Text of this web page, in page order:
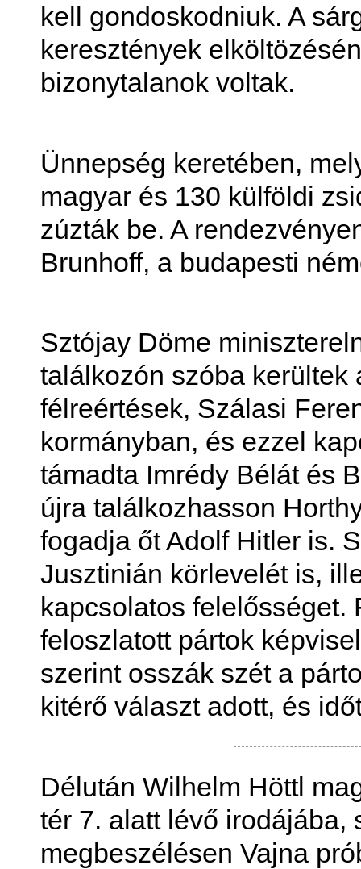
kell gondoskodniuk. A
keresztények
bizonytalanok voltak.
Ünnepség keretében,
magyar és 130 külföldi
zúzták be. A
Brunhoff, a budapesti
Sztójay Döme
találkozón szóba kerültek
félreértések, Szálasi
kormányban, és ezzel
támadta Imrédy Bélát és
újra találkozhasson
fogadja őt Adolf Hitler is.
Jusztinián körlevelét is,
kapcsolatos
feloszlatott pártok
szerint osszák szét a
kitérő választ adott, és
Délután Wilhelm Höttl
tér 7. alatt lévő irodájába,
megbeszélésen Vajna